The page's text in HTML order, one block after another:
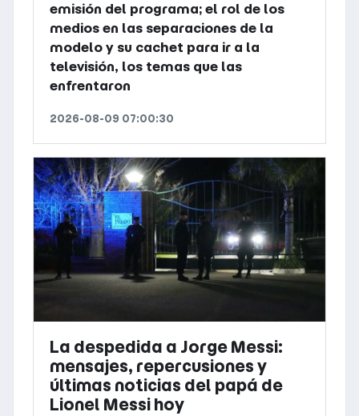
emisión del programa; el rol de los
medios en las separaciones de la
modelo y su cachet para ir a la
televisión, los temas que las
enfrentaron
2026-08-09 07:00:30
La despedida a Jorge Messi:
mensajes, repercusiones y
últimas noticias del papá de
Lionel Messi hoy